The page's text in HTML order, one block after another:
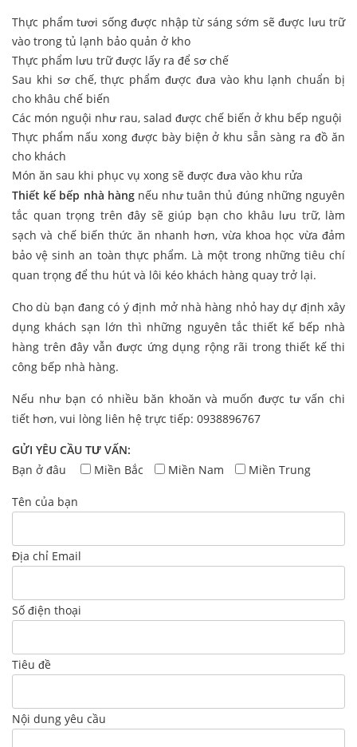
Thực phẩm tươi sống được nhập từ sáng sớm sẽ được lưu trữ
vào trong tủ lạnh bảo quản ở kho
Thực phẩm lưu trữ được lấy ra để sơ chế
Sau khi sơ chế, thực phẩm được đưa vào khu lạnh chuẩn bị
cho khâu chế biến
Các món nguội như rau, salad được chế biến ở khu bếp nguội
Thực phẩm nấu xong được bày biện ở khu sẵn sàng ra đồ ăn
cho khách
Món ăn sau khi phục vụ xong sẽ được đưa vào khu rửa
Thiết kế bếp nhà hàngnếu như tuân thủ đúng những nguyên
tắc quan trọng trên đây sẽ giúp bạn cho khâu lưu trữ, làm
sạch và chế biến thức ăn nhanh hơn, vừa khoa học vừa đảm
bảo vệ sinh an toàn thực phẩm. Là một trong những tiêu chí
quan trọng để thu hút và lôi kéo khách hàng quay trở lại.
Cho dù bạn đang có ý định mở nhà hàng nhỏ hay dự định xây
dụng khách sạn lớn thì những nguyên tắc thiết kế bếp nhà
hàng trên đây vẫn được ứng dụng rộng rãi trong thiết kế thi
công bếp nhà hàng.
Nếu như bạn có nhiều băn khoăn và muốn được tư vấn chi
tiết hơn, vui lòng liên hệ trực tiếp: 0938896767
GỬI YÊU CẦU TƯ VẤN:
Bạn ở đâu
Miền Bắc Miền Nam Miền Trung
Tên của bạn
Địa chỉ Email
Số điện thoại
Tiêu đề
Nội dung yêu cầu